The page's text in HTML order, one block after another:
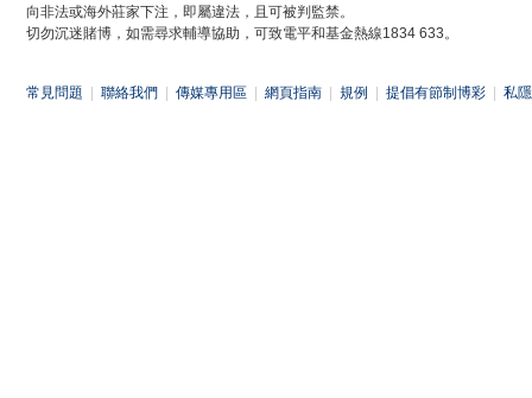
向非法或海外莊家下注，即屬違法，且可被判監禁。
切勿沉迷賭博，如需尋求輔導協助，可致電平和基金熱線1834 633。
常見問題 聯絡我們 傳媒專用區 網頁指南 規例 提倡有節制博彩 私